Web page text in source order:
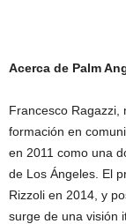
Acerca de Palm
Francesco Ragazzi,
formación en
en 2011 como una
de Los Ángeles. El
Rizzoli en 2014, y
surge de una visión